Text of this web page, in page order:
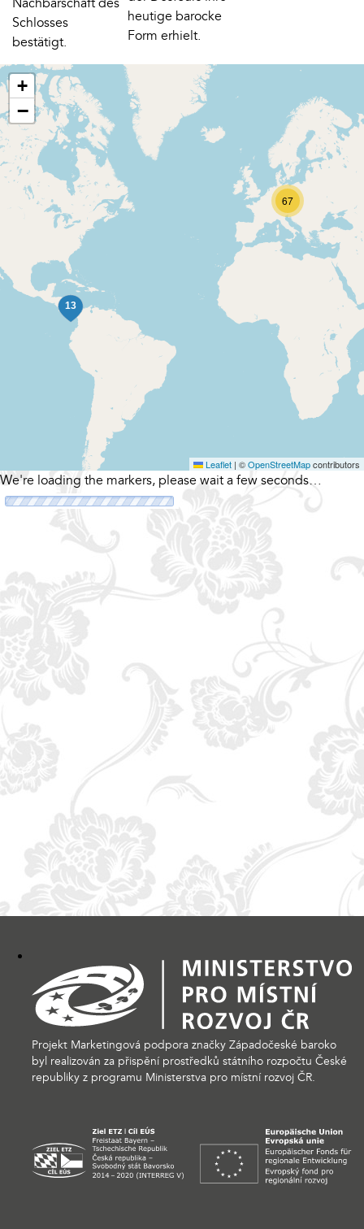
Schlosses
bestätigt.
heutige barocke
Form erhielt.
67
+
−
Leaflet | ©OpenStreetMapcontributors
We're loading the markers, please wait a few seconds…
Projekt Marketingová podpora značky Západočeské baroko
byl realizován za přispění prostředků státního rozpočtu České
republiky z programu Ministerstva pro místní rozvoj ČR.